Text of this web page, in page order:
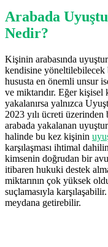
Arabada
Nedir?
Kişinin arabasında
kendisine yöneltilebilecek
hususta en önemli unsur
ve miktarıdır. Eğer kişisel
yakalanırsa yalnızca
2023 yılı ücreti
arabada yakalanan
halinde bu kez kişinin
karşılaşması ihtimal
kimsenin doğrudan bir
itibaren hukuki destek
miktarının çok yüksek
suçlamasıyla
meydana getirebilir.